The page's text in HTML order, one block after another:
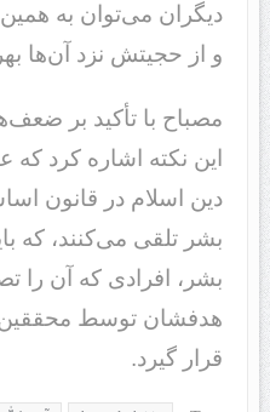
دیگران می‌توان به
و از حجیتش نزد آن‌ها
مصباح با تأکید بر
این نکته اشاره کرد که
دین اسلام در قانون
بشر تلقی می‌کنند، که
بشر، افرادی که آن را
هدفشان توسط محققین
قرار گیرد.